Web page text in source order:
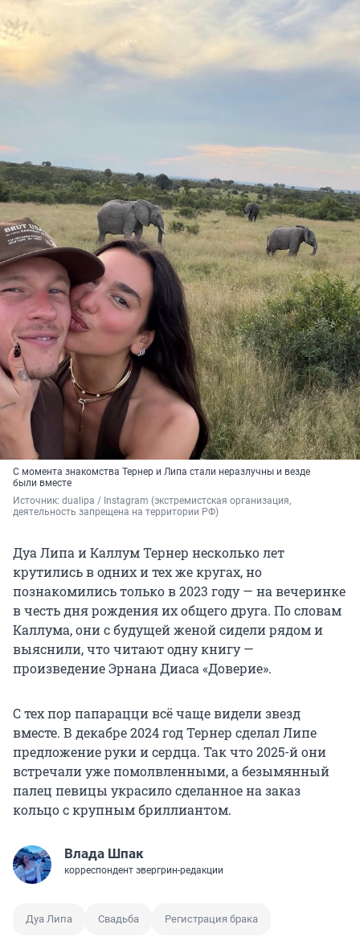
С момента знакомства Тернер и Липа стали неразлучны и везде
были вместе
Источник: dualipa / Instagram (экстремистская организация,
деятельность запрещена на территории РФ)
Дуа Липа и Каллум Тернер несколько лет
крутились в одних и тех же кругах, но
познакомились только в 2023 году — на вечеринке
в честь дня рождения их общего друга. По словам
Каллума, они с будущей женой сидели рядом и
выяснили, что читают одну книгу —
произведение Эрнана Диаса «Доверие».
С тех пор папарацци всё чаще видели звезд
вместе. В декабре 2024 год Тернер сделал Липе
предложение руки и сердца. Так что 2025-й они
встречали уже помолвленными, а безымянный
палец певицы украсило сделанное на заказ
кольцо с крупным бриллиантом.
Влада Шпак
корреспондент эвергрин-редакции
Дуа Липа Свадьба Регистрация брака